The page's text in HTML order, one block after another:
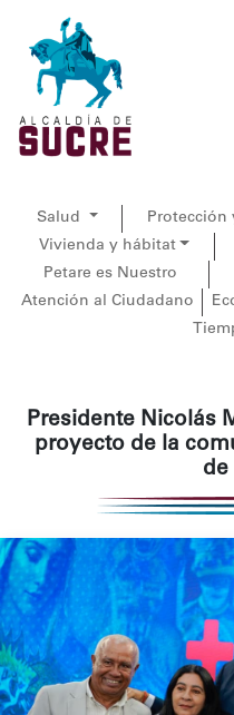
Salud Protección
Vivienda y hábitat
Petare es Nuestro
Atención al Ciudadano
Presidente Nicolás
proyecto de la
de